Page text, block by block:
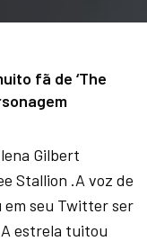
fã de ‘The
Gilbert
Stallion .A voz de
em seu Twitter ser
estrela tuitou